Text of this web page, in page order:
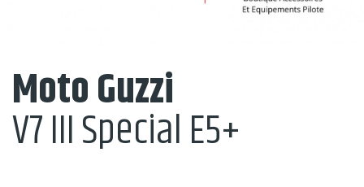
Moto Guzzi
V7 III Special E5+